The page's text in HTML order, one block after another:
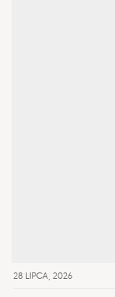
28 LIPCA, 2026